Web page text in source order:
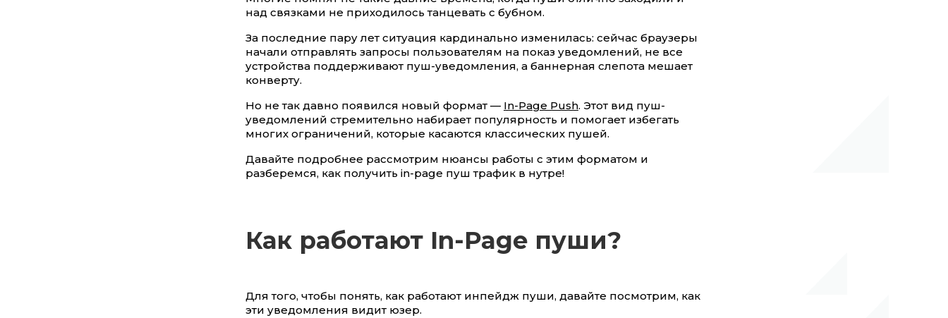
над связками не приходилось танцевать с бубном.
За последние пару лет ситуация кардинально изменилась: сейчас браузеры
начали отправлять запросы пользователям на показ уведомлений, не все
устройства поддерживают пуш-уведомления, а баннерная слепота мешает
конверту.
Но не так давно появился новый формат — In-Page Push. Этот вид пуш-
уведомлений стремительно набирает популярность и помогает избегать
многих ограничений, которые касаются классических пушей.
Давайте подробнее рассмотрим нюансы работы с этим форматом и
разберемся, как получить in-page пуш трафик в нутре!
Как работают In-Page пуши?
Для того, чтобы понять, как работают инпейдж пуши, давайте посмотрим, как
эти уведомления видит юзер.